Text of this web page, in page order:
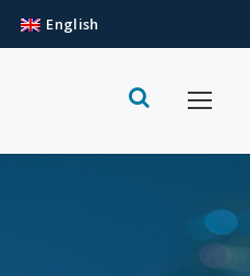
English